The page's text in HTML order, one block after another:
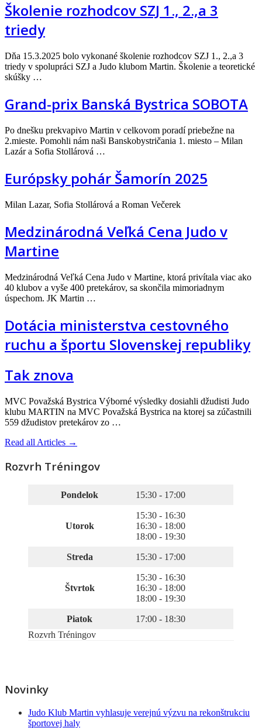
Školenie rozhodcov SZJ 1., 2.,a 3
triedy
Dňa 15.3.2025 bolo vykonané školenie rozhodcov SZJ 1., 2.,a 3
triedy v spolupráci SZJ a Judo klubom Martin. Školenie a teoretické
skúšky …
Grand-prix Banská Bystrica SOBOTA
Po dnešku prekvapivo Martin v celkovom poradí priebežne na
2.mieste. Pomohli nám naši Banskobystričania 1. miesto – Milan
Lazár a Sofia Stollárová …
Európsky pohár Šamorín 2025
Milan Lazar, Sofia Stollárová a Roman Večerek
Medzinárodná Veľká Cena Judo v
Martine
Medzinárodná Veľká Cena Judo v Martine, ktorá privítala viac ako
40 klubov a vyše 400 pretekárov, sa skončila mimoriadnym
úspechom. JK Martin …
Dotácia ministerstva cestovného
ruchu a športu Slovenskej republiky
Tak znova
MVC Považská Bystrica Výborné výsledky dosiahli džudisti Judo
klubu MARTIN na MVC Považská Bystrica na ktorej sa zúčastnili
559 džudistov pretekárov zo …
Read all Articles →
Rozvrh Tréningov
Pondelok 15:30 - 17:00
Utorok
15:30 - 16:30
16:30 - 18:00
18:00 - 19:30
Streda 15:30 - 17:00
Štvrtok
15:30 - 16:30
16:30 - 18:00
18:00 - 19:30
Piatok
17:00 - 18:30
Rozvrh Tréningov
Novinky
Judo Klub Martin vyhlasuje verejnú výzvu na rekonštrukciu
športovej haly